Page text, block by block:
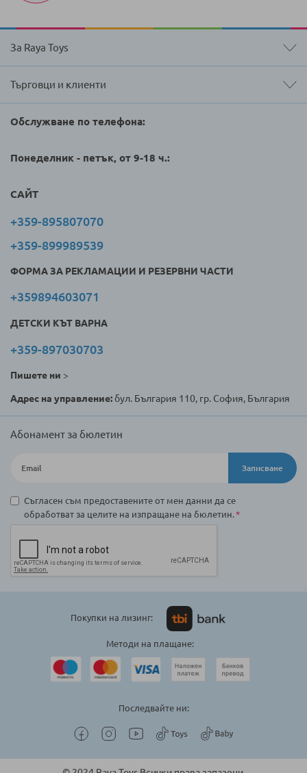
За Raya Toys
Търговци и клиенти
Обслужване по телефона:
Понеделник - петък, от 9-18 ч.:
САЙТ
+359-895807070
+359-899989539
ФОРМА ЗА РЕКЛАМАЦИИ И РЕЗЕРВНИ ЧАСТИ
+359894603071
ДЕТСКИ КЪТ ВАРНА
+359-897030703
Пишете ни >
Адрес на управление:бул. България 110, гр. София, България
Абонамент за бюлетин
Записване
Съгласен съм предоставените от мен данни да се
обработват за целите на изпращане на бюлетин.
Покупки на лизинг:
Методи на плащане:
Последвайте ни: